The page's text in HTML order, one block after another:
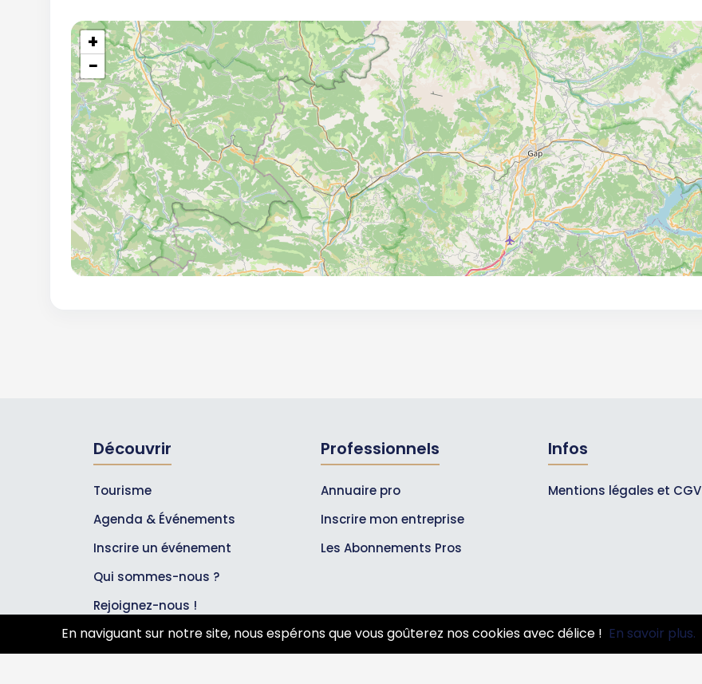
+
−
Découvrir
Tourisme
Agenda & Événements
Inscrire un événement
Qui sommes-nous ?
Rejoignez-nous !
Partenaires
Professionnels
Annuaire pro
Inscrire mon entreprise
Les Abonnements Pros
Infos
Mentions légales et CGV
En naviguant sur notre site, nous espérons que vous goûterez nos cookies avec délice ! En savoir plus.